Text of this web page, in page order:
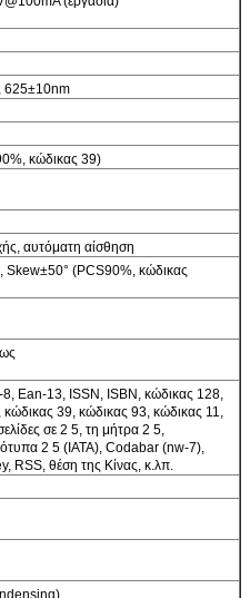
625±10nm
κώδικας 39)
αυτόματη αίσθηση
Skew±50° (PCS90%, κώδικας
Ean-13, ISSN, ISBN, κώδικας 128,
39, κώδικας 93, κώδικας 11,
σε 2 5, τη μήτρα 2 5,
2 5 (IATA), Codabar (nw-7),
RSS, θέση της Κίνας, κ.λπ.